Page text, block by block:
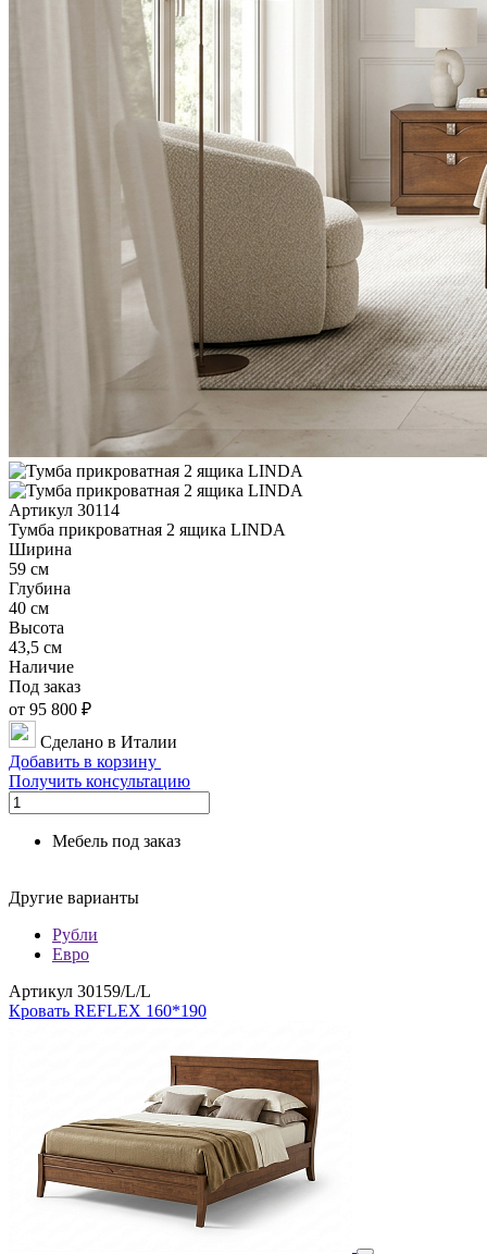
Артикул 30114
Тумба прикроватная 2 ящика LINDA
Ширина
59 см
Глубина
40 см
Высота
43,5 см
Наличие
Под заказ
от 95 800 ₽
Сделано в Италии
Добавить в корзину
Получить консультацию
Мебель под заказ
Другие варианты
Рубли
Евро
Артикул 30159/L/L
Кровать REFLEX 160*190